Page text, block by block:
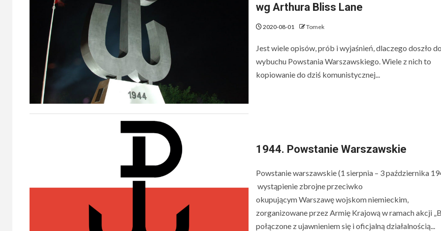
wg Arthura Bliss Lane
2020-08-01 Tomek
Jest wiele opisów, prób i wyjaśnień, dlaczego doszło do
wybuchu Powstania Warszawskiego. Wiele z nich to
kopiowanie do dziś komunistycznej...
1944. Powstanie Warszawskie
Powstanie warszawskie (1 sierpnia – 3 października
wystąpienie zbrojne przeciwko
okupującym Warszawę wojskom niemieckim,
zorganizowane przez Armię Krajową w ramach akcji
połączone z ujawnieniem się i oficjalną działalnością...